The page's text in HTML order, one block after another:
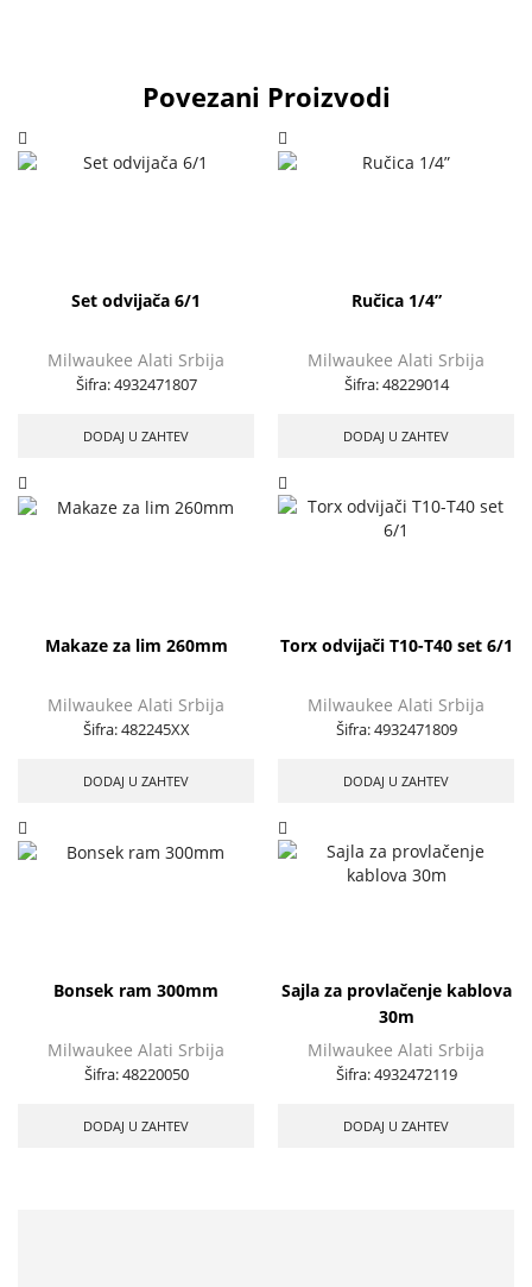
Povezani Proizvodi
Set odvijača 6/1
Milwaukee Alati Srbija
Šifra:4932471807
DODAJ U ZAHTEV
Ručica 1/4”
Milwaukee Alati Srbija
Šifra:48229014
DODAJ U ZAHTEV
Makaze za lim 260mm
Milwaukee Alati Srbija
Šifra:482245XX
DODAJ U ZAHTEV
Torx odvijači T10-T40 set 6/1
Milwaukee Alati Srbija
Šifra:4932471809
DODAJ U ZAHTEV
Bonsek ram 300mm
Milwaukee Alati Srbija
Šifra:48220050
DODAJ U ZAHTEV
Sajla za provlačenje kablova
30m
Milwaukee Alati Srbija
Šifra:4932472119
DODAJ U ZAHTEV